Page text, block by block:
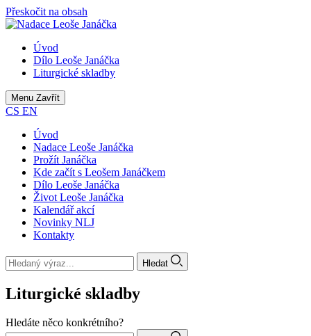
Přeskočit na obsah
Úvod
Dílo Leoše Janáčka
Liturgické skladby
Menu Zavřít
CS EN
Úvod
Nadace Leoše Janáčka
Prožít Janáčka
Kde začít s Leošem Janáčkem
Dílo Leoše Janáčka
Život Leoše Janáčka
Kalendář akcí
Novinky NLJ
Kontakty
Hledat
Liturgické skladby
Hledáte něco konkrétního?